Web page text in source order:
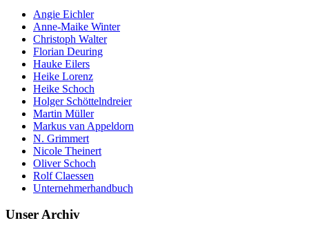
Angie Eichler
Anne-Maike Winter
Christoph Walter
Florian Deuring
Hauke Eilers
Heike Lorenz
Heike Schoch
Holger Schöttelndreier
Martin Müller
Markus van Appeldorn
N. Grimmert
Nicole Theinert
Oliver Schoch
Rolf Claessen
Unternehmerhandbuch
Unser Archiv